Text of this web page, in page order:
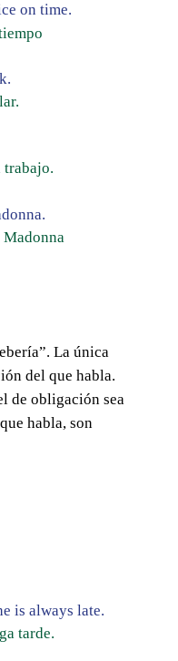
on time.
trabajo.
Madonna
La única
del que habla.
de obligación sea
habla, son
is always late.
tarde.